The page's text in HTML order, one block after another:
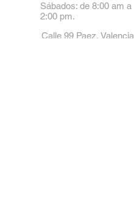
Sábados: de 8:00 am a
2:00 pm.
Calle 99 Paez, Valencia